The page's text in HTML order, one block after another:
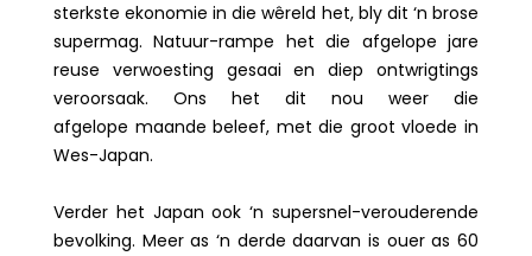
sterkste ekonomie in die wêreld het, bly dit ‘n brose
supermag. Natuur-rampe het die afgelope jare
reuse verwoesting gesaai en diep ontwrigtings
veroorsaak. Ons het dit nou weer die
afgelope maande beleef, met die groot vloede in
Wes-Japan.
Verder het Japan ook ‘n supersnel-verouderende
bevolking. Meer as ‘n derde daarvan is ouer as 60